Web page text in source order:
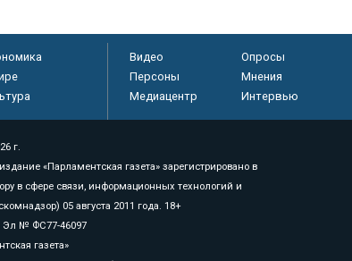
Видео Опросы
Персоны
Мнения
Медиацентр
Интервью
г.
«Парламентская газета» зарегистрировано в
в сфере связи, информационных технологий и
05 августа 2011 года. 18+
Эл № ФС77-46097
газета»